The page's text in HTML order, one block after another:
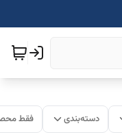
دسته‌بندی فقط